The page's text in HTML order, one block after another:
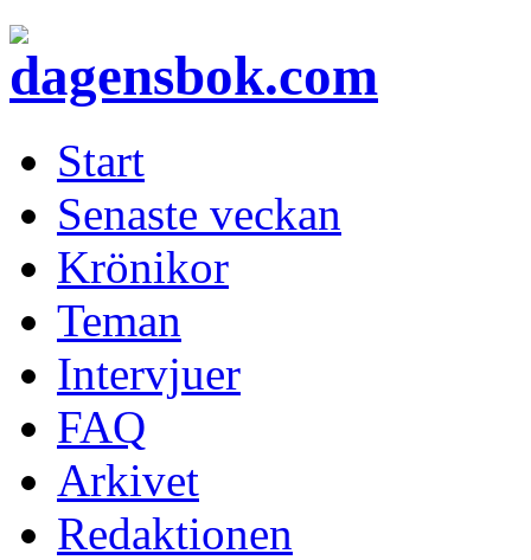
Start
Senaste veckan
Krönikor
Teman
Intervjuer
FAQ
Arkivet
Redaktionen